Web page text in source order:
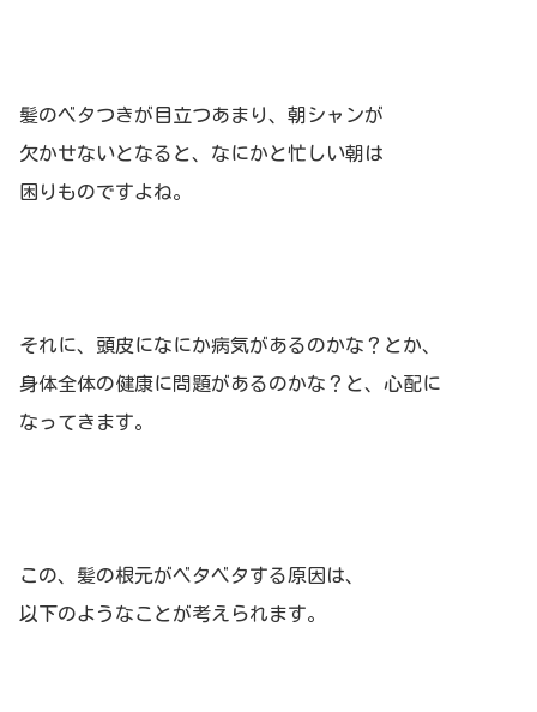
髪のベタつきが目立つあまり、朝シャンが
欠かせないとなると、なにかと忙しい朝は
困りものですよね。
それに、頭皮になにか病気があるのかな？とか、
身体全体の健康に問題があるのかな？と、心配に
なってきます。
この、髪の根元がベタベタする原因は、
以下のようなことが考えられます。